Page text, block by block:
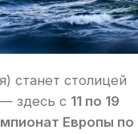
станет столицей
здесь с 11 по 19
Европы по